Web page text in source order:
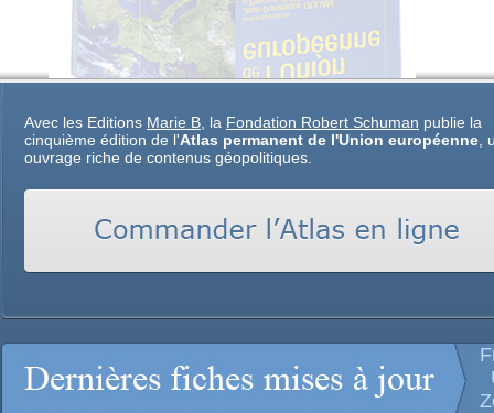
Avec les Editions Marie B , la Fondation Robert Schuman publie la
cinquième édition de l'Atlas permanent de l'Union européenne ,
ouvrage riche de contenus géopolitiques.